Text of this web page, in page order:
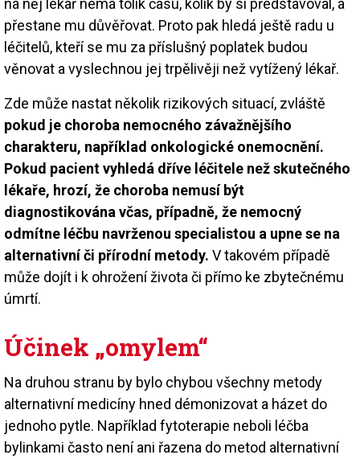
na něj lékař nemá tolik času, kolik by si představoval, a
přestane mu důvěřovat. Proto pak hledá ještě radu u
léčitelů, kteří se mu za příslušný poplatek budou
věnovat a vyslechnou jej trpělivěji než vytížený lékař.
Zde může nastat několik rizikových situací, zvláště
pokud je choroba nemocného závažnějšího
charakteru, například onkologické onemocnění.
Pokud pacient vyhledá dříve léčitele než skutečného
lékaře, hrozí, že choroba nemusí být
diagnostikována včas, případně, že nemocný
odmítne léčbu navrženou specialistou a upne se na
alternativní či přírodní metody. V takovém případě
může dojít i k ohrožení života či přímo ke zbytečnému
úmrtí.
Účinek „omylem“
Na druhou stranu by bylo chybou všechny metody
alternativní medicíny hned démonizovat a házet do
jednoho pytle. Například fytoterapie neboli léčba
bylinkami často není ani řazena do metod alternativní